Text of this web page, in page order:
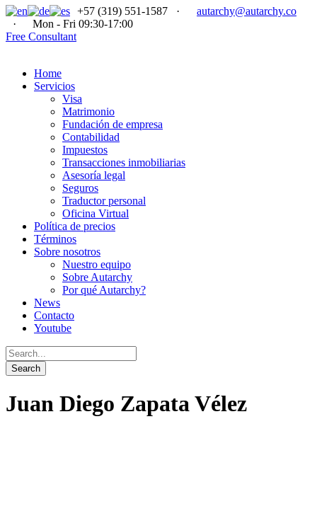
+57 (319) 551-1587
·
autarchy@autarchy.co
·
Mon - Fri 09:30-17:00
Free Consultant
Home
Servicios
Visa
Matrimonio
Fundación de empresa
Contabilidad
Impuestos
Transacciones inmobiliarias
Asesoría legal
Seguros
Traductor personal
Oficina Virtual
Política de precios
Términos
Sobre nosotros
Nuestro equipo
Sobre Autarchy
Por qué Autarchy?
News
Contacto
Youtube
Juan Diego Zapata Vélez